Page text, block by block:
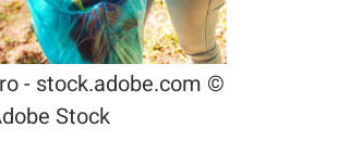
- stock.adobe.com ©
Stock